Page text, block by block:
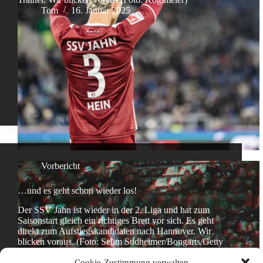
Tom
16. Januar 2025
Vorbericht
…und es geht schon wieder los!
Der SSV Jahn ist wieder in der 2. Liga und hat zum
Saisonstart gleich ein richtiges Brett vor sich. Es geht
direkt zum Aufstiegskandidaten nach Hannover. Wir
blicken voraus. (Foto: Selim Sudheimer/Bongarts/Getty